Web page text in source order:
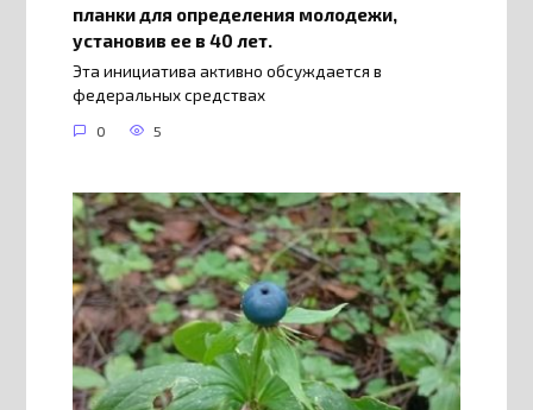
планки для определения молодежи,
установив ее в 40 лет.
Эта инициатива активно обсуждается в
федеральных средствах
0 5